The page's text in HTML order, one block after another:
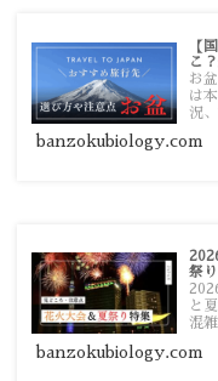
【
こ
お
は
況
す。
banzokubiology.com
祭
と
混
banzokubiology.com